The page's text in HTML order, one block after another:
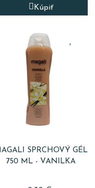
Kúpiť
SPRCHOVÝ GÉL
750 ML - VANILKA